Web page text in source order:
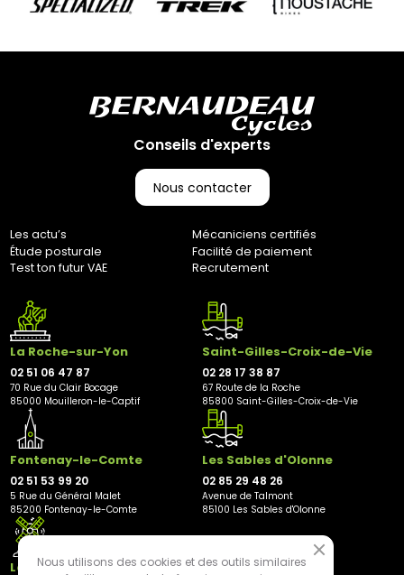
Conseils d'experts
Nous contacter
Les actu’s
Mécaniciens certifiés
Étude posturale
Facilité de paiement
Test ton futur VAE
Recrutement
La Roche-sur-Yon
02 51 06 47 87
70 Rue du Clair Bocage
85000 Mouilleron-le-Captif
Saint-Gilles-Croix-de-Vie
02 28 17 38 87
67 Route de la Roche
85800 Saint-Gilles-Croix-de-Vie
Fontenay-le-Comte
02 51 53 99 20
5 Rue du Général Malet
85200 Fontenay-le-Comte
Les Sables d'Olonne
02 85 29 48 26
Avenue de Talmont
85100 Les Sables d'Olonne
Les Herbiers
Nous utilisons des cookies et des outils similaires